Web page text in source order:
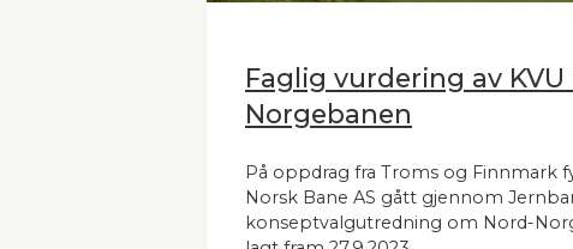
Faglig vurdering av KVU
Norgebanen
På oppdrag fra Troms og Finnmark
Norsk Bane AS gått gjennom
konseptvalgutredning om Nord-